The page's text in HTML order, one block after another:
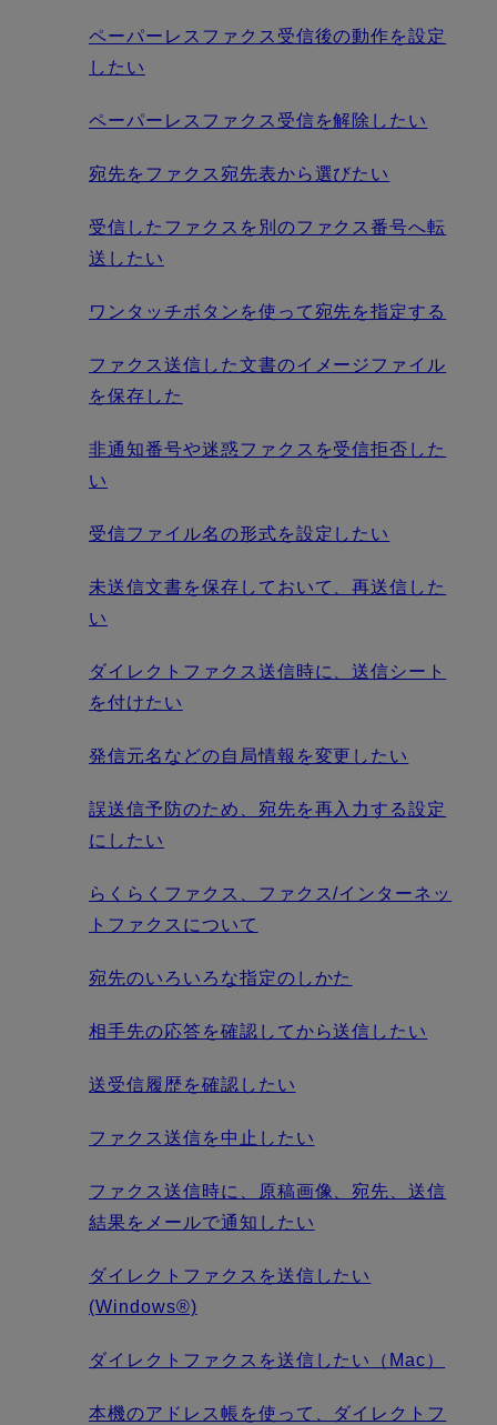
ペーパーレスファクス受信後の動作を設定
したい
ペーパーレスファクス受信を解除したい
宛先をファクス宛先表から選びたい
受信したファクスを別のファクス番号へ転
送したい
ワンタッチボタンを使って宛先を指定する
ファクス送信した文書のイメージファイル
を保存した
非通知番号や迷惑ファクスを受信拒否した
い
受信ファイル名の形式を設定したい
未送信文書を保存しておいて、再送信した
い
ダイレクトファクス送信時に、送信シート
を付けたい
発信元名などの自局情報を変更したい
誤送信予防のため、宛先を再入力する設定
にしたい
らくらくファクス、ファクス/インターネッ
トファクスについて
宛先のいろいろな指定のしかた
相手先の応答を確認してから送信したい
送受信履歴を確認したい
ファクス送信を中止したい
ファクス送信時に、原稿画像、宛先、送信
結果をメールで通知したい
ダイレクトファクスを送信したい
(Windows®)
ダイレクトファクスを送信したい（Mac）
本機のアドレス帳を使って、ダイレクトフ